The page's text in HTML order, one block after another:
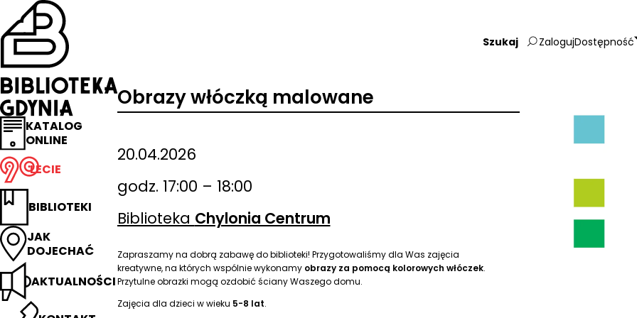
Przejdź
na
stronę
główną
Biblioteka
Gdynia
KATALOG
ONLINE
LECIE
BIBLIOTEKI
JAK
DOJECHAĆ
AKTUALNOŚCI
Wpisz
ZalogujDostępność
Obrazy włóczką malowane
20.04.2026
godz. 17:00 – 18:00
Biblioteka Chylonia Centrum
Zapraszamy na dobrą zabawę do biblioteki! Przygotowaliśmy dla Was zajęcia
kreatywne, na których wspólnie wykonamy obrazy za pomocą kolorowych włóczek.
Przytulne obrazki mogą ozdobić ściany Waszego domu.
Zajęcia dla dzieci w wieku 5-8 lat.